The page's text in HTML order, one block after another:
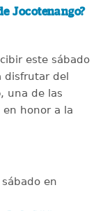
Jocotenango?
este sábado
disfrutar del
, una de las
honor a la
en